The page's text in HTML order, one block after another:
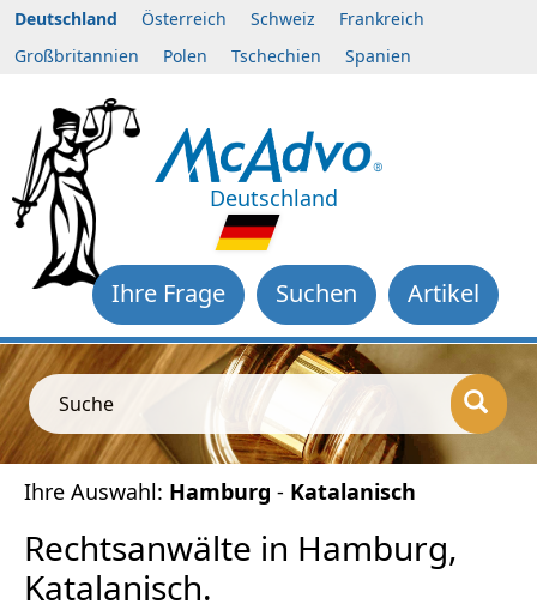
Deutschland Österreich Schweiz
Frankreich
Großbritannien
Polen Tschechien Spanien
Deutschland
Artikel
Suchen
Ihre Frage
Suche
Ihre Auswahl: Hamburg - Katalanisch
Rechtsanwälte in Hamburg,
Katalanisch.